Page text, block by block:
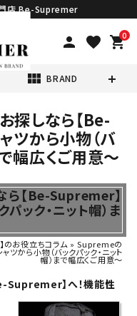
店 Be-Supremer
person favorite 0
shopping_cart
view_module BRAND
しなら【Be-
ツから小物（バ
幅広くご用意～
【Be-Supremer】
ック・ニット帽）ま
お役立ちコラム »Supremeの
から小物（バックパック・ニット
帽）まで幅広くご用意～
Supremer】へ！機能性